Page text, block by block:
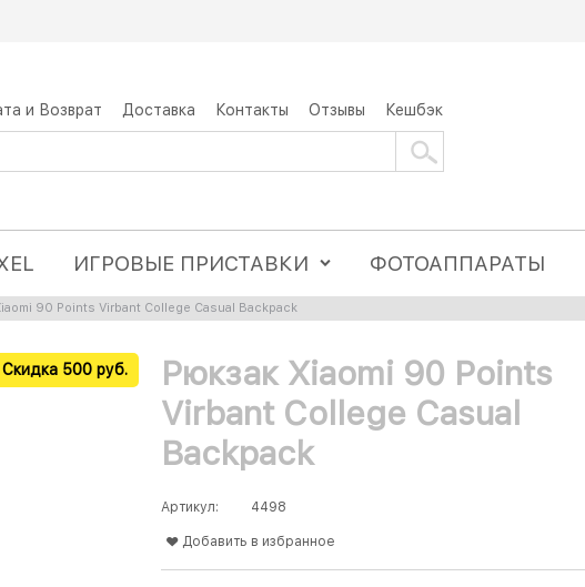
и Возврат Доставка Контакты Отзывы Кешбэк
ИГРОВЫЕ ПРИСТАВКИ ФОТОАППАРАТЫ
90 Points Virbant College Casual Backpack
Скидка 500 руб.
Рюкзак Xiaomi 90 Points
Virbant College Casual
Backpack
Артикул: 4498
Добавить в избранное